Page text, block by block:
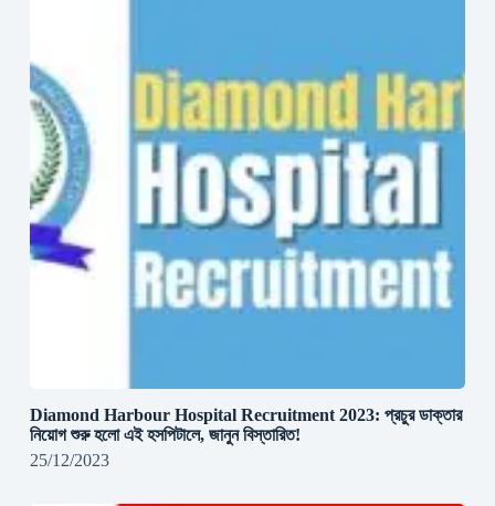
Diamond Harbour Hospital Recruitment 2023: প্রচুর ডাক্তার
নিয়োগ শুরু হলো এই হসপিটালে, জানুন বিস্তারিত!
25/12/2023